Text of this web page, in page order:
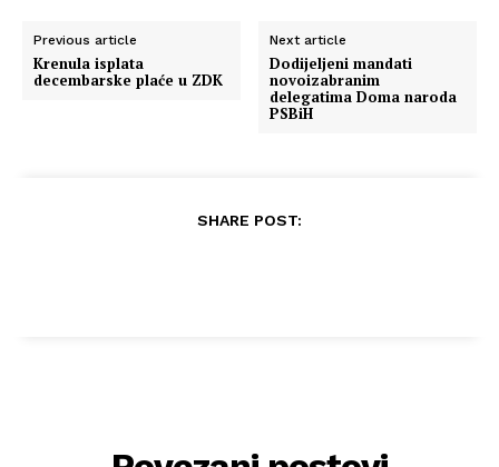
Previous article
Krenula isplata
decembarske plaće u ZDK
Next article
Dodijeljeni mandati
novoizabranim
delegatima Doma naroda
PSBiH
SHARE POST: